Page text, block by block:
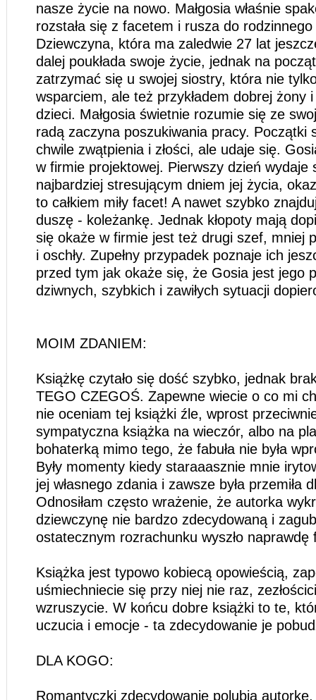
nasze życie na nowo. Małgosia właśnie
rozstała się z facetem i rusza do
Dziewczyna, która ma zaledwie 27 lat
dalej poukłada swoje życie, jednak na
zatrzymać się u swojej siostry, która nie
wsparciem, ale też przykładem dobrej żony
dzieci. Małgosia świetnie rozumie się ze
radą zaczyna poszukiwania pracy. Początki
chwile zwątpienia i złości, ale udaje się.
w firmie projektowej. Pierwszy dzień wydaje
najbardziej stresującym dniem jej życia,
to całkiem miły facet! A nawet szybko
duszę - koleżankę. Jednak kłopoty mają
się okaże w firmie jest też drugi szef, mniej
i oschły. Zupełny przypadek poznaje ich
przed tym jak okaże się, że Gosia jest jego
dziwnych, szybkich i zawiłych sytuacji
MOIM ZDANIEM:
Książkę czytało się dość szybko, jednak
TEGO CZEGOŚ. Zapewne wiecie o co mi
nie oceniam tej książki źle, wprost
sympatyczna książka na wieczór, albo na
bohaterką mimo tego, że fabuła nie była
Były momenty kiedy staraaasznie mnie
jej własnego zdania i zawsze była przemiła
Odnosiłam często wrażenie, że autorka
dziewczynę nie bardzo zdecydowaną i
ostatecznym rozrachunku wyszło naprawdę
Książka jest typowo kobiecą opowieścią,
uśmiechniecie się przy niej nie raz,
wzruszycie. W końcu dobre książki to te,
uczucia i emocje - ta zdecydowanie je
DLA KOGO:
Romantyczki zdecydowanie polubią